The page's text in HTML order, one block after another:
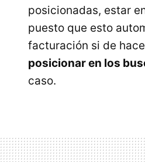
posicionadas, estar
puesto que esto
facturación si de
posicionar en los
caso.